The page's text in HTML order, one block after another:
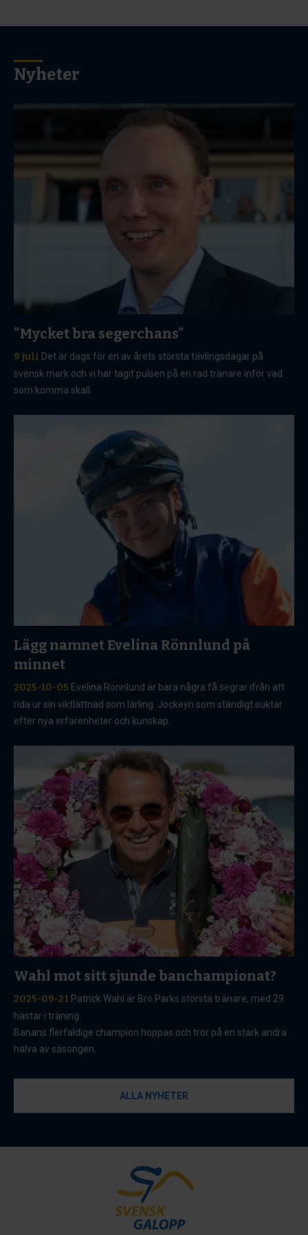
Nyheter
"Mycket bra segerchans"
9 juli Det är dags för en av årets största tävlingsdagar på
svensk mark och vi har tagit pulsen på en rad tränare inför vad
som komma skall.
Lägg namnet Evelina Rönnlund på
minnet
2025-10-05 Evelina Rönnlund är bara några få segrar ifrån att
rida ur sin viktlättnad som lärling. Jockeyn som ständigt suktar
efter nya erfarenheter och kunskap.
Wahl mot sitt sjunde banchampionat?
2025-09-21 Patrick Wahl är Bro Parks största tränare, med 29
hästar i träning.
Banans flerfaldige champion hoppas och tror på en stark andra
halva av säsongen.
ALLA NYHETER